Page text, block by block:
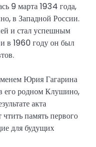
9 марта 1934 года,
в Западной России.
и стал успешным
в 1960 году он был
Юрия Гагарина
его родном Клушино,
акта
память первого
для будущих